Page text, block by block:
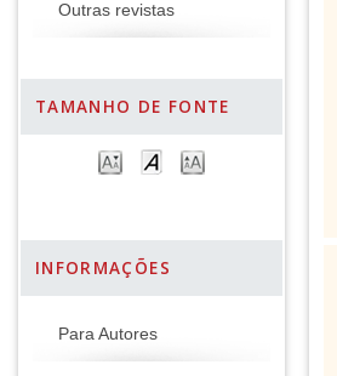
Outras revistas
TAMANHO DE FONTE
INFORMAÇÕES
Para Autores